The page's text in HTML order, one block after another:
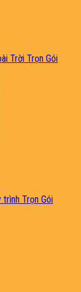
Trời Trọn Gói
trình Trọn Gói